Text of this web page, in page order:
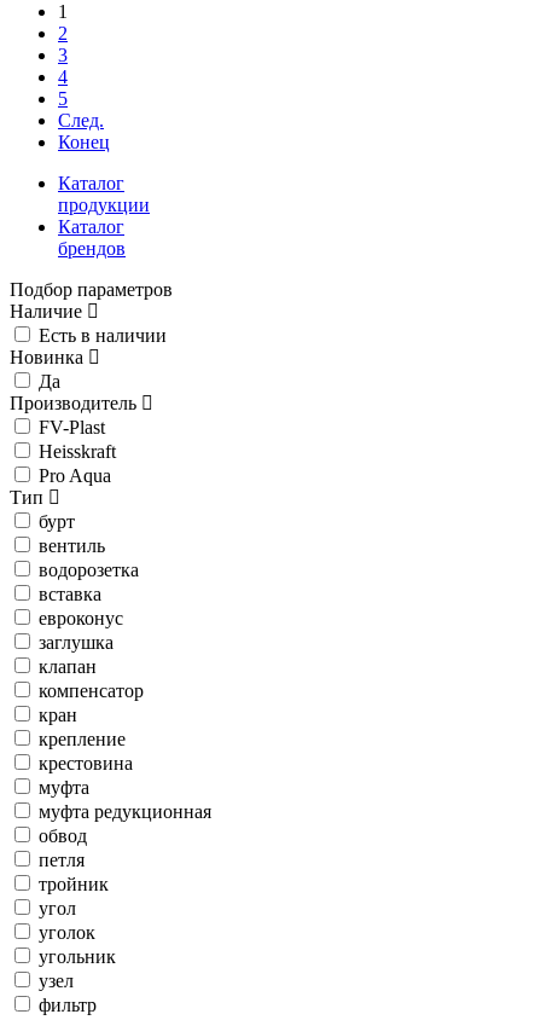
1
2
3
4
5
След.
Конец
Каталог
продукции
Каталог
брендов
Подбор параметров
Наличие
Есть в наличии
Новинка
Да
Производитель
FV-Plast
Heisskraft
Pro Aqua
Тип
бурт
вентиль
водорозетка
вставка
евроконус
заглушка
клапан
компенсатор
кран
крепление
крестовина
муфта
муфта редукционная
обвод
петля
тройник
угол
уголок
угольник
узел
фильтр